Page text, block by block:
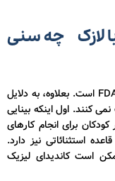
لازک چه سنی
لیزیک برای بزرگسالان 18 سال به بالا مورد تایید FDA است. بعلاوه، به دلایل
افراد زیر 18 سال لیزیک نمی کنند. اول اینکه بینایی
کودکان برای انجام کارهای
استثنائاتی نیز دارد.
است کاندیدای لیزیک